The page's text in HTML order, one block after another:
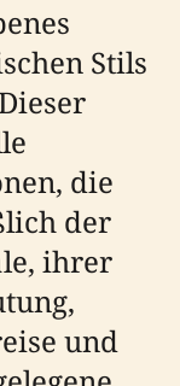
Stils
die
der
ihrer
und